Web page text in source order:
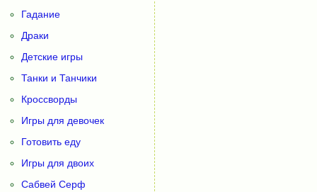
Гадание
Драки
Детские игры
Танки и Танчики
Кроссворды
Игры для девочек
Готовить еду
Игры для двоих
Сабвей Серф